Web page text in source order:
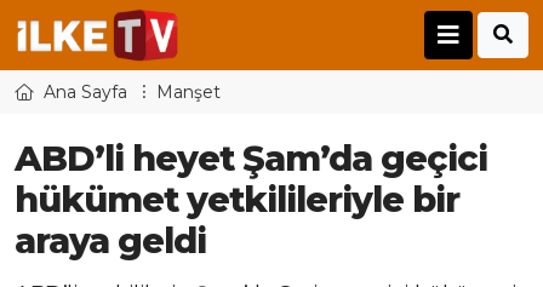
Ana Sayfa Manşet
ABD’li heyet Şam’da geçici
hükümet yetkilileriyle bir
araya geldi